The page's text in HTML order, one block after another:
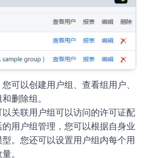
可以创建用户组、查看组用户、
删除组。
关联用户组可以访问的许可证配
用户组管理，您可以根据自身业
。您还可以设置用户组内每个用
。